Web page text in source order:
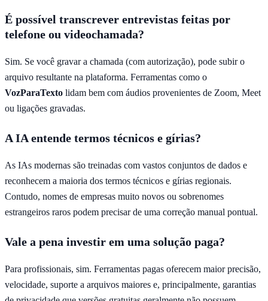
É possível transcrever entrevistas feitas por
telefone ou videochamada?
Sim. Se você gravar a chamada (com autorização), pode subir o
arquivo resultante na plataforma. Ferramentas como o
VozParaTexto lidam bem com áudios provenientes de Zoom, Meet
ou ligações gravadas.
A IA entende termos técnicos e gírias?
As IAs modernas são treinadas com vastos conjuntos de dados e
reconhecem a maioria dos termos técnicos e gírias regionais.
Contudo, nomes de empresas muito novos ou sobrenomes
estrangeiros raros podem precisar de uma correção manual pontual.
Vale a pena investir em uma solução paga?
Para profissionais, sim. Ferramentas pagas oferecem maior precisão,
velocidade, suporte a arquivos maiores e, principalmente, garantias